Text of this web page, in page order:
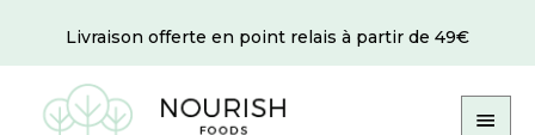
Livraison offerte en point relais à partir de 49€